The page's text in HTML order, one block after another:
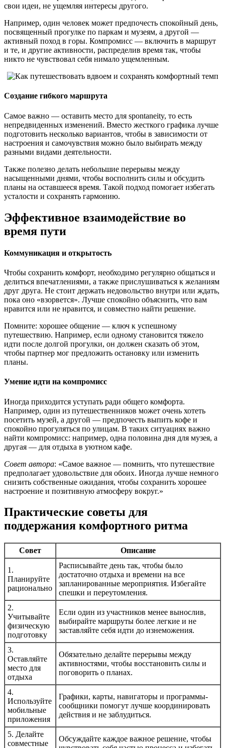
свои идеи, не ущемляя интересы другого.
Например, один человек может предпочесть спокойный день,
посвященный прогулке по паркам и музеям, а другой —
активный поход в горы. Компромисс — включить в маршрут
и те, и другие активности, распределив время так, чтобы
никто не чувствовал себя нимало ущемленным.
Создание гибкого маршрута
Самое важно — оставить место для spontaneity, то есть
непредвиденных изменений. Вместо жесткого графика лучше
подготовить несколько вариантов, чтобы в зависимости от
настроения и самочувствия можно было выбирать между
разными видами деятельности.
Также полезно делать небольшие перерывы между
насыщенными днями, чтобы восполнить силы и обсудить
планы на оставшееся время. Такой подход помогает избегать
усталости и сохранять гармонию.
Эффективное взаимодействие во
время пути
Коммуникация и открытость
Чтобы сохранить комфорт, необходимо регулярно общаться и
делиться впечатлениями, а также прислушиваться к желаниям
друг друга. Не стоит держать недовольство внутри или ждать,
пока оно «взорвется». Лучше спокойно объяснить, что вам
нравится или не нравится, и совместно найти решение.
Помните: хорошее общение — ключ к успешному
путешествию. Например, если одному становится тяжело
идти после долгой прогулки, он должен сказать об этом,
чтобы партнер мог предложить остановку или изменить
планы.
Умение идти на компромисс
Иногда приходится уступать ради общего комфорта.
Например, один из путешественников может очень хотеть
посетить музей, а другой — предпочесть выпить кофе и
спокойно прогуляться по улицам. В таких ситуациях важно
найти компромисс: например, одна половина дня для музея, а
другая — для отдыха в уютном кафе.
Совет автора: «Самое важное — помнить, что путешествие
предполагает удовольствие для обоих. Иногда лучше немного
снизить собственные ожидания, чтобы сохранить хорошее
настроение и позитивную атмосферу вокруг.»
Практические советы для
поддержания комфортного ритма
Совет Описание
1.
Планируйте
рационально
Расписывайте день так, чтобы было
достаточно отдыха и времени на все
запланированные мероприятия. Избегайте
спешки и переутомления.
2.
Учитывайте
физическую
подготовку
Если один из участников менее вынослив,
выбирайте маршруты более легкие и не
заставляйте себя идти до изнеможения.
3.
Оставляйте
место для
отдыха
Обязательно делайте перерывы между
активностями, чтобы восстановить силы и
поговорить о планах.
4.
Используйте
мобильные
приложения
Графики, карты, навигаторы и программы-
сообщники помогут лучше координировать
действия и не заблудиться.
5. Делайте
совместные
Обсуждайте каждое важное решение, чтобы